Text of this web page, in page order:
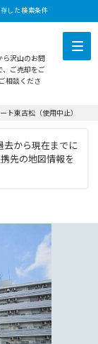
した検索条件
ら沢山のお問
、ご売却をご
相談くださ
ト東古松（使用中止）
去から現在までに
先の地図情報を